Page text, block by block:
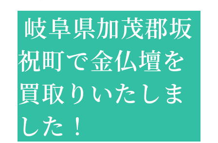
岐阜県加茂郡坂
祝町で金仏壇を
買取りいたしま
した！